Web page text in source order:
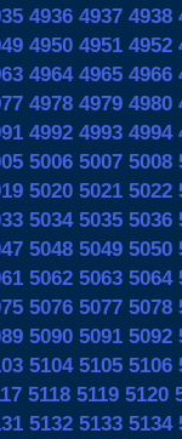
4936 4937 4938
4950 4951 4952
4964 4965 4966
4978 4979 4980
4992 4993 4994
5006 5007 5008
5020 5021 5022
5034 5035 5036
5048 5049 5050
5062 5063 5064
5076 5077 5078
5090 5091 5092
5104 5105 5106
5118 5119 5120
5132 5133 5134